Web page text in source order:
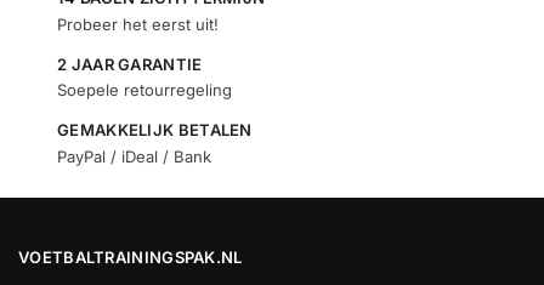
Probeer het eerst uit!
2 JAAR GARANTIE
Soepele retourregeling
GEMAKKELIJK BETALEN
PayPal / iDeal / Bank
VOETBALTRAININGSPAK.NL